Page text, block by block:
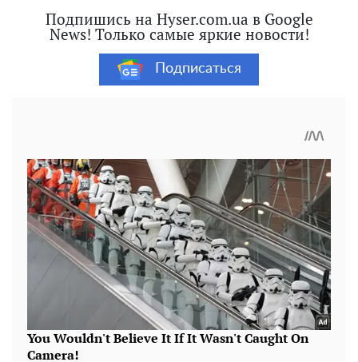
Подпишись на Hyser.com.ua в Google
News! Только самые яркие новости!
Подписаться